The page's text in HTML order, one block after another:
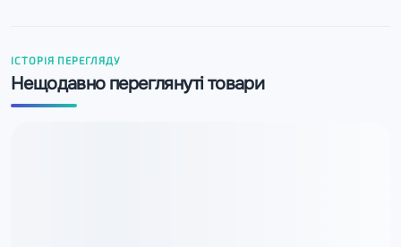
ІСТОРІЯ ПЕРЕГЛЯДУ
Нещодавно переглянуті товари